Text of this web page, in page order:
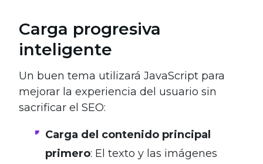
Carga progresiva
inteligente
Un buen tema utilizará JavaScript para
mejorar la experiencia del usuario sin
sacrificar el SEO:
Carga del contenido principal
primero: El texto y las imágenes